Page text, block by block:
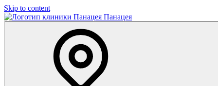
Skip to content
Панацея